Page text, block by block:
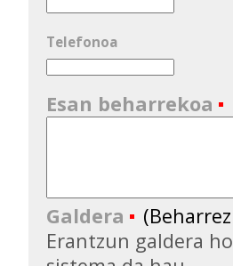
Telefonoa
Esan beharrekoa
Galdera
Erantzun galdera